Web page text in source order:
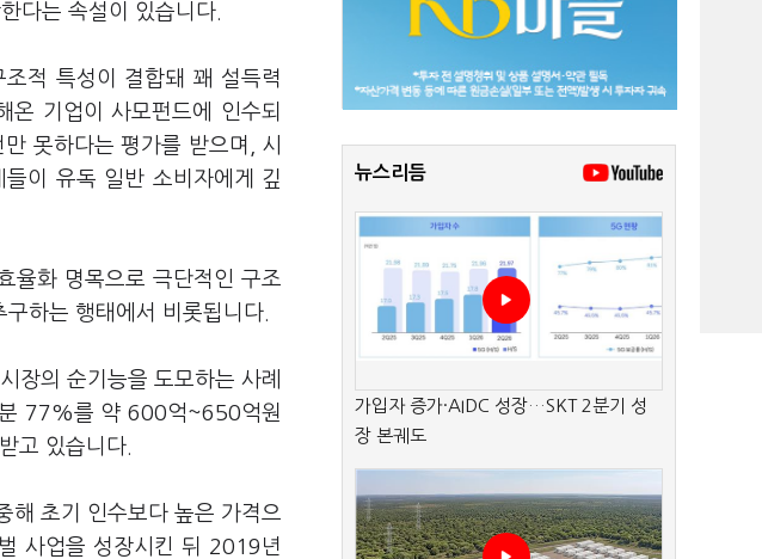
다는 속설이 있습니다.
적 특성이 결합돼 꽤 설득력
온 기업이 사모펀드에 인수되
못하다는 평가를 받으며, 시
이 유독 일반 소비자에게 깊
율화 명목으로 극단적인 구조
하는 행태에서 비롯됩니다.
장의 순기능을 도모하는 사례
77%를 약 600억~650억원
고 있습니다.
해 초기 인수보다 높은 가격으
사업을 성장시킨 뒤 2019년
뉴스리듬
가입자 증가·AIDC 성장…SKT 2분기 성
장 본궤도